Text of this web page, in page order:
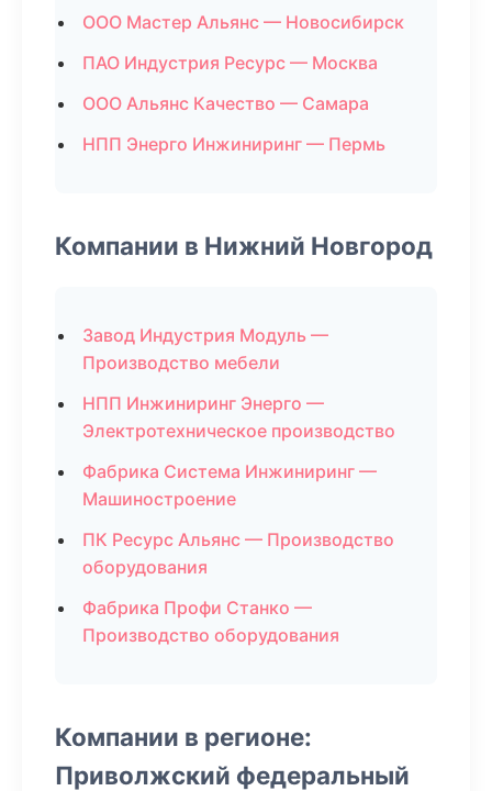
ООО Мастер Альянс — Новосибирск
ПАО Индустрия Ресурс — Москва
ООО Альянс Качество — Самара
НПП Энерго Инжиниринг — Пермь
Компании в Нижний Новгород
Завод Индустрия Модуль —
Производство мебели
НПП Инжиниринг Энерго —
Электротехническое производство
Фабрика Система Инжиниринг —
Машиностроение
ПК Ресурс Альянс — Производство
оборудования
Фабрика Профи Станко —
Производство оборудования
Компании в регионе:
Приволжский федеральный